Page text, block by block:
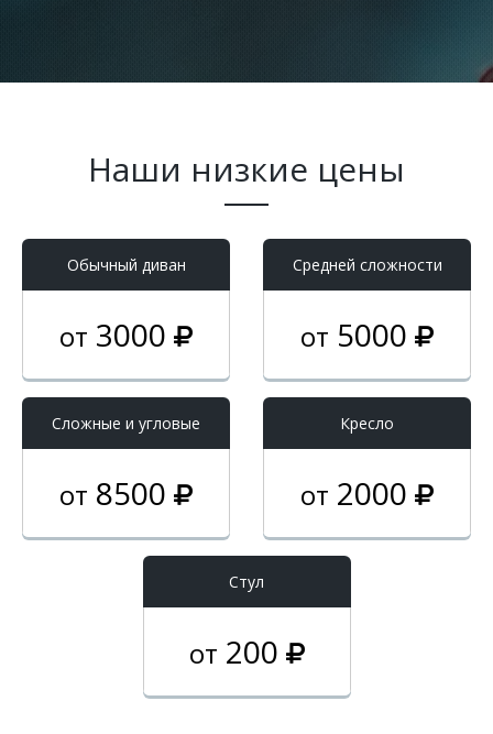
Наши низкие цены
Обычный диван
от 3000
Средней сложности
от 5000
Cложные и угловые
от 8500
Кресло
от 2000
Стул
от 200